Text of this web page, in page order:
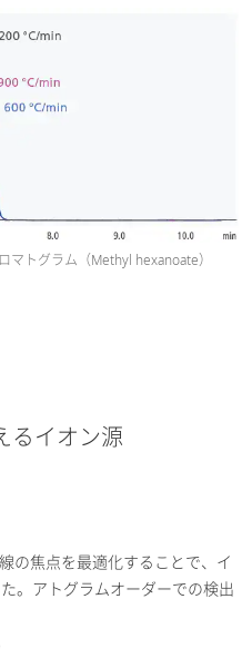
マトグラム（Methyl hexanoate）
るイオン源
の焦点を最適化することで、イ
。アトグラムオーダーでの検出